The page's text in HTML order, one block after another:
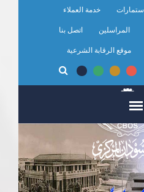
استمارات خدمة العملاء
المراسلين اتصل بنا
موقع الرقابة الشرعية